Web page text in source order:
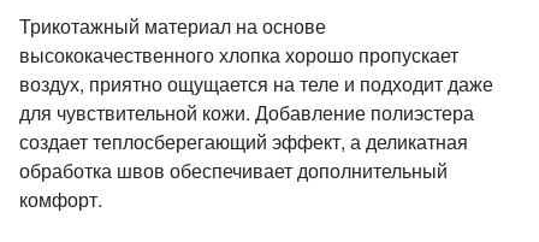
Трикотажный материал на основе
высококачественного хлопка хорошо пропускает
воздух, приятно ощущается на теле и подходит даже
для чувствительной кожи. Добавление полиэстера
создает теплосберегающий эффект, а деликатная
обработка швов обеспечивает дополнительный
комфорт.